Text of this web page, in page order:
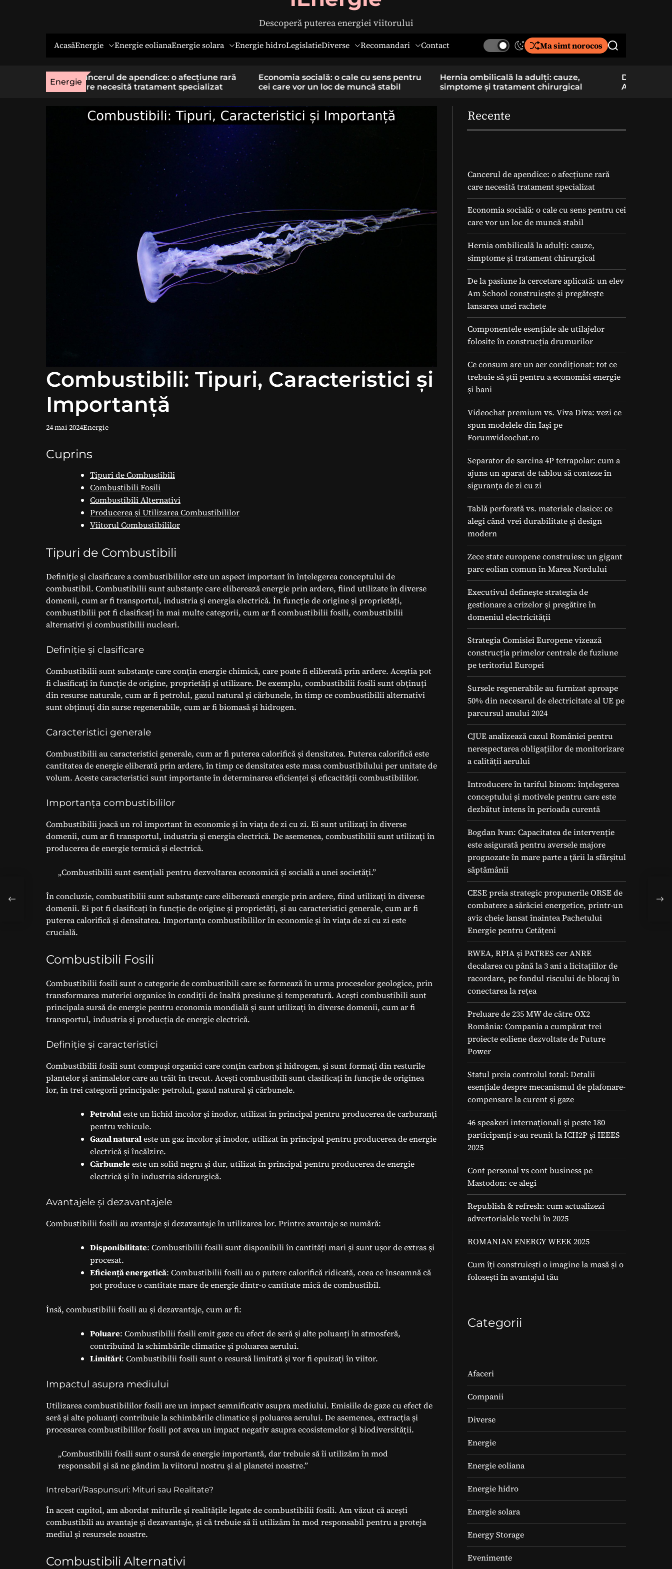
Descoperă puterea energiei viitorului
AcasăEnergie Energie eolianaEnergie solara Energie hidroLegislatieDiverse Recomandari Contact
S
t
c
o
l
o
d
e
Ma simt norocos
S
Energie
afecțiune rară
Economia socială: o cale cu sens pentru
cei care vor un loc de muncă stabil
Hernia ombilicală la adulți: cauze,
simptome și tratament chirurgical
De la pasiune la cercetare aplicată: un elev
Am School construiește și pregătește
Combustibili: Tipuri, Caracteristici și
Importanță
24 mai 2024Energie
Cuprins
Tipuri de Combustibili
Combustibili Fosili
Combustibili Alternativi
Producerea și Utilizarea Combustibililor
Viitorul Combustibililor
Tipuri de Combustibili
Definiție și clasificare a combustibililor este un aspect important în înțelegerea conceptului de
combustibil. Combustibilii sunt substanțe care eliberează energie prin ardere, fiind utilizate în diverse
domenii, cum ar fi transportul, industria și energia electrică. În funcție de origine și proprietăți,
combustibilii pot fi clasificați în mai multe categorii, cum ar fi combustibilii fosili, combustibilii
alternativi și combustibilii nucleari.
Definiție și clasificare
Combustibilii sunt substanțe care conțin energie chimică, care poate fi eliberată prin ardere. Aceștia pot
fi clasificați în funcție de origine, proprietăți și utilizare. De exemplu, combustibilii fosili sunt obținuți
din resurse naturale, cum ar fi petrolul, gazul natural și cărbunele, în timp ce combustibilii alternativi
sunt obținuți din surse regenerabile, cum ar fi biomasă și hidrogen.
Caracteristici generale
Combustibilii au caracteristici generale, cum ar fi puterea calorifică și densitatea. Puterea calorifică este
cantitatea de energie eliberată prin ardere, în timp ce densitatea este masa combustibilului per unitate de
volum. Aceste caracteristici sunt importante în determinarea eficienței și eficacității combustibililor.
Importanța combustibililor
Combustibilii joacă un rol important în economie și în viața de zi cu zi. Ei sunt utilizați în diverse
domenii, cum ar fi transportul, industria și energia electrică. De asemenea, combustibilii sunt utilizați în
producerea de energie termică și electrică.
„Combustibilii sunt esențiali pentru dezvoltarea economică și socială a unei societăți.”
În concluzie, combustibilii sunt substanțe care eliberează energie prin ardere, fiind utilizați în diverse
domenii. Ei pot fi clasificați în funcție de origine și proprietăți, și au caracteristici generale, cum ar fi
puterea calorifică și densitatea. Importanța combustibililor în economie și în viața de zi cu zi este
crucială.
Combustibili Fosili
Combustibilii fosili sunt o categorie de combustibili care se formează în urma proceselor geologice, prin
transformarea materiei organice în condiții de înaltă presiune și temperatură. Acești combustibili sunt
principala sursă de energie pentru economia mondială și sunt utilizați în diverse domenii, cum ar fi
transportul, industria și producția de energie electrică.
Definiție și caracteristici
Combustibilii fosili sunt compuși organici care conțin carbon și hidrogen, și sunt formați din resturile
plantelor și animalelor care au trăit în trecut. Acești combustibili sunt clasificați în funcție de originea
lor, în trei categorii principale: petrolul, gazul natural și cărbunele.
Petroluleste un lichid incolor și inodor, utilizat în principal pentru producerea de carburanți
pentru vehicule.
Gazul naturaleste un gaz incolor și inodor, utilizat în principal pentru producerea de energie
electrică și încălzire.
Cărbuneleeste un solid negru și dur, utilizat în principal pentru producerea de energie
electrică și în industria siderurgică.
Avantajele și dezavantajele
Combustibilii fosili au avantaje și dezavantaje în utilizarea lor. Printre avantaje se numără:
Disponibilitate: Combustibilii fosili sunt disponibili în cantități mari și sunt ușor de extras și
procesat.
Eficiență energetică: Combustibilii fosili au o putere calorifică ridicată, ceea ce înseamnă că
pot produce o cantitate mare de energie dintr-o cantitate mică de combustibil.
Însă, combustibilii fosili au și dezavantaje, cum ar fi:
Poluare: Combustibilii fosili emit gaze cu efect de seră și alte poluanți în atmosferă,
contribuind la schimbările climatice și poluarea aerului.
Limitări: Combustibilii fosili sunt o resursă limitată și vor fi epuizați în viitor.
Impactul asupra mediului
Utilizarea combustibililor fosili are un impact semnificativ asupra mediului. Emisiile de gaze cu efect de
seră și alte poluanți contribuie la schimbările climatice și poluarea aerului. De asemenea, extracția și
procesarea combustibililor fosili pot avea un impact negativ asupra ecosistemelor și biodiversității.
„Combustibilii fosili sunt o sursă de energie importantă, dar trebuie să îi utilizăm în mod
responsabil și să ne gândim la viitorul nostru și al planetei noastre.”
Intrebari/Raspunsuri: Mituri sau Realitate?
În acest capitol, am abordat miturile și realitățile legate de combustibilii fosili. Am văzut că acești
combustibili au avantaje și dezavantaje, și că trebuie să îi utilizăm în mod responsabil pentru a proteja
mediul și resursele noastre.
Combustibili Alternativi
Recente
Cancerul de apendice: o afecțiune rară
care necesită tratament specializat
Economia socială: o cale cu sens pentru cei
care vor un loc de muncă stabil
Hernia ombilicală la adulți: cauze,
simptome și tratament chirurgical
De la pasiune la cercetare aplicată: un elev
Am School construiește și pregătește
lansarea unei rachete
Componentele esențiale ale utilajelor
folosite în construcția drumurilor
Ce consum are un aer condiționat: tot ce
trebuie să știi pentru a economisi energie
și bani
Videochat premium vs. Viva Diva: vezi ce
spun modelele din Iași pe
Forumvideochat.ro
Separator de sarcina 4P tetrapolar: cum a
ajuns un aparat de tablou să conteze în
siguranța de zi cu zi
Tablă perforată vs. materiale clasice: ce
alegi când vrei durabilitate și design
modern
Zece state europene construiesc un gigant
parc eolian comun în Marea Nordului
Executivul definește strategia de
gestionare a crizelor și pregătire în
domeniul electricității
Strategia Comisiei Europene vizează
construcția primelor centrale de fuziune
pe teritoriul Europei
Sursele regenerabile au furnizat aproape
50% din necesarul de electricitate al UE pe
parcursul anului 2024
CJUE analizează cazul României pentru
nerespectarea obligațiilor de monitorizare
a calității aerului
Introducere în tariful binom: înțelegerea
conceptului și motivele pentru care este
dezbătut intens în perioada curentă
Bogdan Ivan: Capacitatea de intervenție
este asigurată pentru aversele majore
prognozate în mare parte a ţării la sfârșitul
săptămânii
CESE preia strategic propunerile ORSE de
combatere a sărăciei energetice, printr-un
aviz cheie lansat înaintea Pachetului
Energie pentru Cetățeni
RWEA, RPIA și PATRES cer ANRE
decalarea cu până la 3 ani a licitațiilor de
racordare, pe fondul riscului de blocaj în
conectarea la rețea
Preluare de 235 MW de către OX2
România: Compania a cumpărat trei
proiecte eoliene dezvoltate de Future
Power
Statul preia controlul total: Detalii
esențiale despre mecanismul de plafonare-
compensare la curent și gaze
46 speakeri internaționali și peste 180
participanți s-au reunit la ICH2P și IEEES
2025
Cont personal vs cont business pe
Mastodon: ce alegi
Republish & refresh: cum actualizezi
advertorialele vechi în 2025
ROMANIAN ENERGY WEEK 2025
Cum îți construiești o imagine la masă și o
folosești în avantajul tău
Categorii
Afaceri
Companii
Diverse
Energie
Energie eoliana
Energie hidro
Energie solara
Energy Storage
Evenimente